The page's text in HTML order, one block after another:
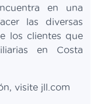
en una
las diversas
los clientes que
en Costa
visite jll.com